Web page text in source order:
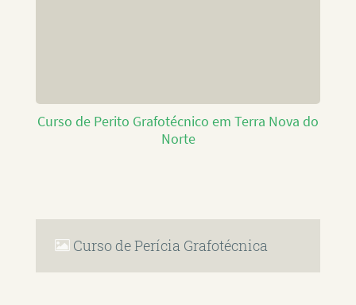
Curso de Perito Grafotécnico em Terra Nova do
Norte
Curso de Perícia Grafotécnica